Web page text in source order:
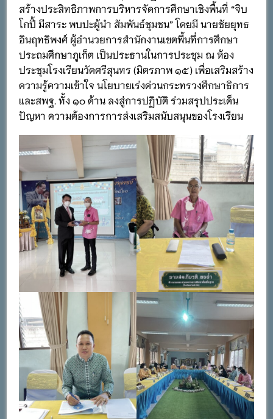
สร้างประสิทธิภาพการบริหารจัดการศึกษาเชิงพื้นที่ “จิบ
โกปี้ มีสาระ พบปะผู้นำ สัมพันธ์ชุมชน” โดยมี นายชัยยุทธ
อินฤทธิพงศ์ ผู้อำนวยการสำนักงานเขตพื้นที่การศึกษา
ประถมศึกษาภูเก็ต เป็นประธานในการประชุม ณ ห้อง
ประชุมโรงเรียนวัดศรีสุนทร (มิตรภาพ ๑๕) เพื่อเสริมสร้าง
ความรู้ความเข้าใจ นโยบายเร่งด่วนกระทรวงศึกษาธิการ
และสพฐ. ทั้ง ๑๐ ด้าน ลงสู่การปฏิบัติ ร่วมสรุปประเด็น
ปัญหา ความต้องการการส่งเสริมสนับสนุนของโรงเรียน